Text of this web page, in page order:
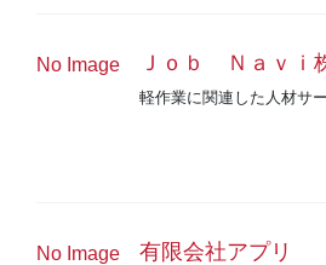
No Image Ｊｏｂ Ｎａｖｉ
軽作業に関連した人材サ
No Image 有限会社アプリ